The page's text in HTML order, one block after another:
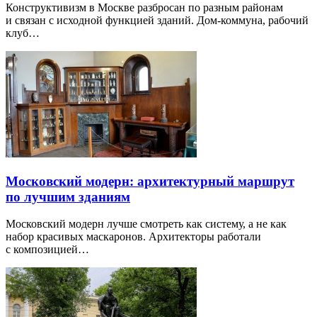
Конструктивизм в Москве разбросан по разным районам
и связан с исходной функцией зданий. Дом-коммуна, рабочий
клуб…
Московский модерн: архитектурный маршрут
по лучшим зданиям
Московский модерн лучше смотреть как систему, а не как
набор красивых маскаронов. Архитекторы работали
с композицией…